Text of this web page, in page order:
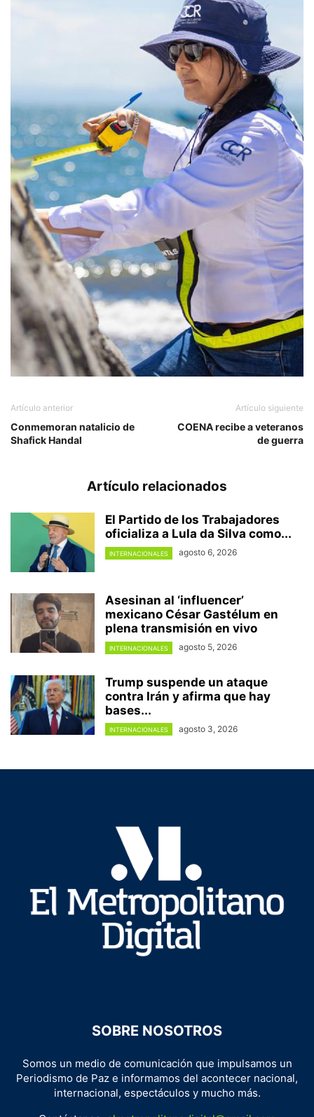
Artículo anterior
Conmemoran natalicio de
Shafick Handal
Artículo siguiente
COENA recibe a veteranos
de guerra
Artículo relacionados
El Partido de los Trabajadores
oficializa a Lula da Silva como...
INTERNACIONALES agosto 6, 2026
Asesinan al ‘influencer’
mexicano César Gastélum en
plena transmisión en vivo
INTERNACIONALES agosto 5, 2026
Trump suspende un ataque
contra Irán y afirma que hay
bases...
INTERNACIONALES agosto 3, 2026
SOBRE NOSOTROS
Somos un medio de comunicación que impulsamos un
Periodismo de Paz e informamos del acontecer nacional,
internacional, espectáculos y mucho más.